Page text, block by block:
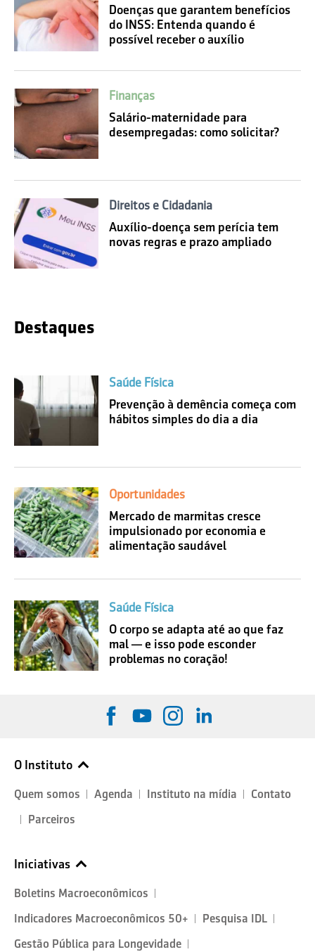
Doenças que garantem benefícios
do INSS: Entenda quando é
possível receber o auxílio
Finanças
Salário-maternidade para
desempregadas: como solicitar?
Direitos e Cidadania
Auxílio-doença sem perícia tem
novas regras e prazo ampliado
Destaques
Saúde Física
Prevenção à demência começa com
hábitos simples do dia a dia
Oportunidades
Mercado de marmitas cresce
impulsionado por economia e
alimentação saudável
Saúde Física
O corpo se adapta até ao que faz
mal — e isso pode esconder
problemas no coração!
O Instituto
Quem somos Agenda Instituto na mídia
Contato
Parceiros
Iniciativas
Boletins Macroeconômicos
Indicadores Macroeconômicos 50+
Pesquisa IDL
Gestão Pública para Longevidade